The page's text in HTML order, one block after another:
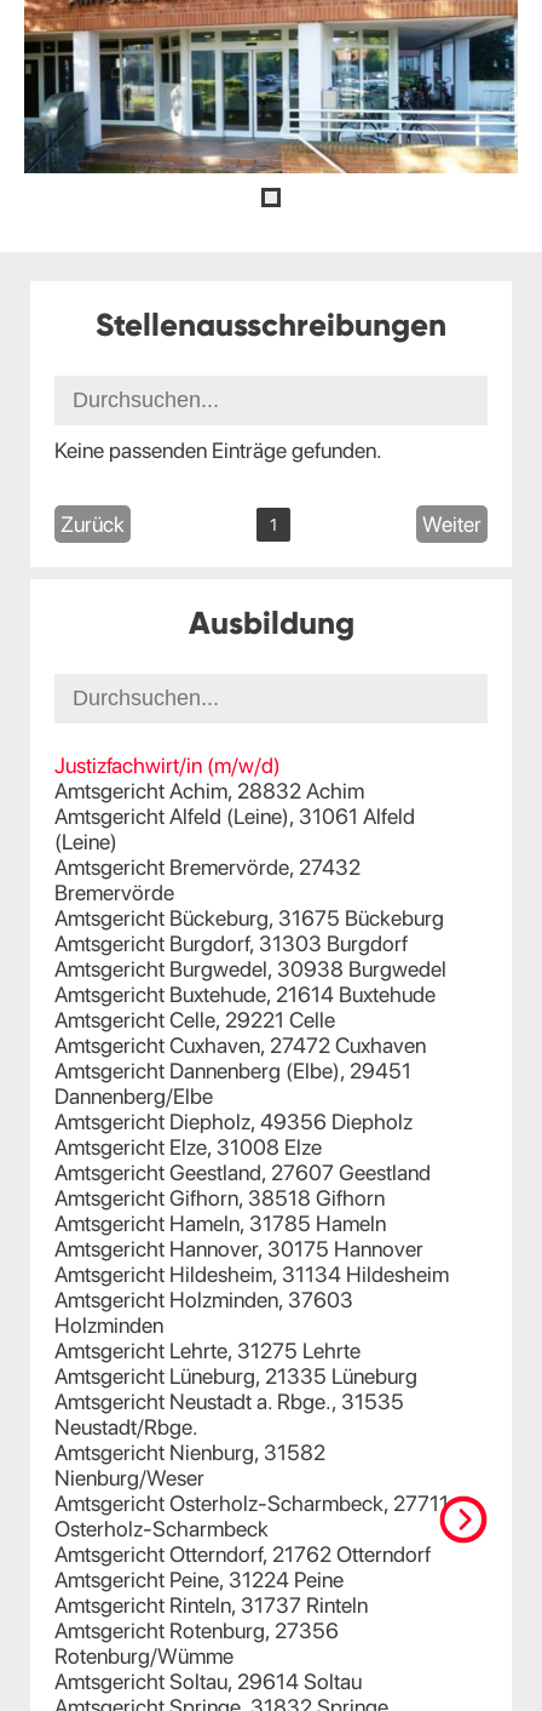
Stellenausschreibungen
Keine passenden Einträge gefunden.
Zurück 1 Weiter
Ausbildung
Justizfachwirt/in (m/w/d)
Amtsgericht Achim, 28832 Achim
Amtsgericht Alfeld (Leine), 31061 Alfeld
(Leine)
Amtsgericht Bremervörde, 27432
Bremervörde
Amtsgericht Bückeburg, 31675 Bückeburg
Amtsgericht Burgdorf, 31303 Burgdorf
Amtsgericht Burgwedel, 30938 Burgwedel
Amtsgericht Buxtehude, 21614 Buxtehude
Amtsgericht Celle, 29221 Celle
Amtsgericht Cuxhaven, 27472 Cuxhaven
Amtsgericht Dannenberg (Elbe), 29451
Dannenberg/Elbe
Amtsgericht Diepholz, 49356 Diepholz
Amtsgericht Elze, 31008 Elze
Amtsgericht Geestland, 27607 Geestland
Amtsgericht Gifhorn, 38518 Gifhorn
Amtsgericht Hameln, 31785 Hameln
Amtsgericht Hannover, 30175 Hannover
Amtsgericht Hildesheim, 31134 Hildesheim
Amtsgericht Holzminden, 37603
Holzminden
Amtsgericht Lehrte, 31275 Lehrte
Amtsgericht Lüneburg, 21335 Lüneburg
Amtsgericht Neustadt a. Rbge., 31535
Neustadt/Rbge.
Amtsgericht Nienburg, 31582
Nienburg/Weser
Amtsgericht Osterholz-Scharmbeck, 27711
Osterholz-Scharmbeck
Amtsgericht Otterndorf, 21762 Otterndorf
Amtsgericht Peine, 31224 Peine
Amtsgericht Rinteln, 31737 Rinteln
Amtsgericht Rotenburg, 27356
Rotenburg/Wümme
Amtsgericht Soltau, 29614 Soltau